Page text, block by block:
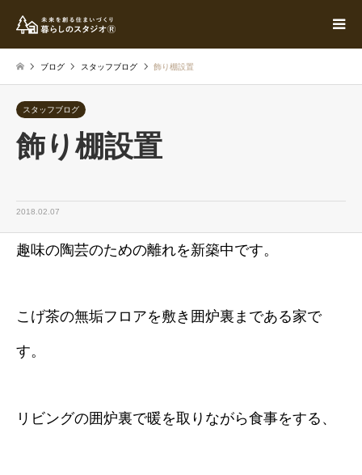
ブログ スタッフブログ 飾り棚設置
スタッフブログ
飾り棚設置
2018.02.07
趣味の陶芸のための離れを新築中です。
こげ茶の無垢フロアを敷き囲炉裏まである家で
す。
リビングの囲炉裏で暖を取りながら食事をする、